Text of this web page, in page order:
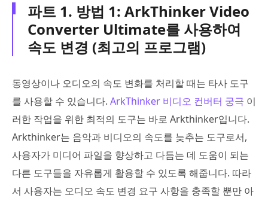
파트 1. 방법 1: ArkThinker Video
Converter Ultimate를 사용하여
속도 변경 (최고의 프로그램)
동영상이나 오디오의 속도 변화를 처리할 때는 타사 도구
를 사용할 수 있습니다. ArkThinker 비디오 컨버터 궁극 이
러한 작업을 위한 최적의 도구는 바로 Arkthinker입니다.
Arkthinker는 음악과 비디오의 속도를 늦추는 도구로서,
사용자가 미디어 파일을 향상하고 다듬는 데 도움이 되는
다른 도구들을 자유롭게 활용할 수 있도록 해줍니다. 따라
서 사용자는 오디오 속도 변경 요구 사항을 충족할 뿐만 아